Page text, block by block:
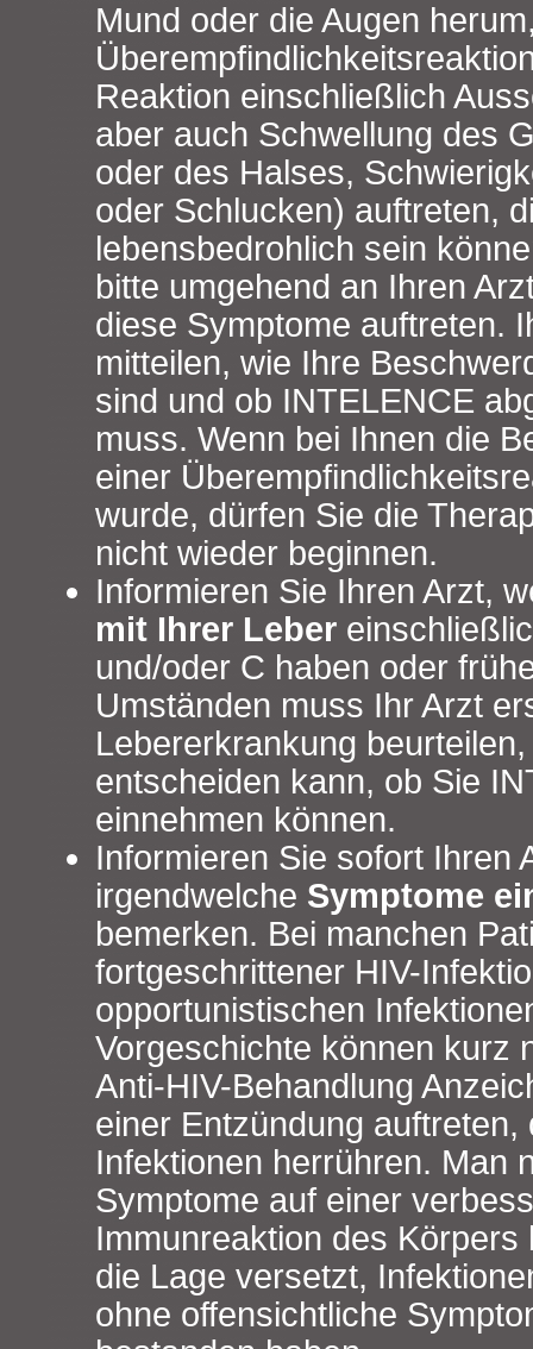
Mund oder die Augen
Reaktion einschließlich
aber auch Schwellung des
oder des Halses,
oder Schlucken) auftreten,
lebensbedrohlich sein
bitte umgehend an Ihren
diese Symptome auftreten.
mitteilen, wie Ihre
sind und ob INTELENCE
muss. Wenn bei Ihnen die
einer
wurde, dürfen Sie die
nicht wieder beginnen.
Informieren Sie Ihren Arzt,
mit Ihrer Leber
und/oder C haben oder
Umständen muss Ihr Arzt
Lebererkrankung
entscheiden kann, ob Sie
einnehmen können.
Informieren Sie sofort Ihren
irgendwelche Symptome
bemerken. Bei manchen
fortgeschrittener HIV-
opportunistischen
Vorgeschichte können kurz
Anti-HIV-Behandlung
einer Entzündung auftreten,
Infektionen herrühren. Man
Symptome auf einer
Immunreaktion des Körpers
die Lage versetzt,
ohne offensichtliche